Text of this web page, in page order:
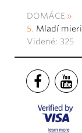
DOMÁCE
Mladí
Videné: 325